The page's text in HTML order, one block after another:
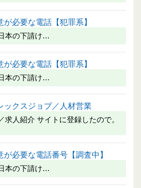
必要な電話【犯罪系】
本の下請け…
必要な電話【犯罪系】
本の下請け…
ックスジョブ／人材営業
求人紹介 サイトに登録したので。
必要な電話番号【調査中】
本の下請け…